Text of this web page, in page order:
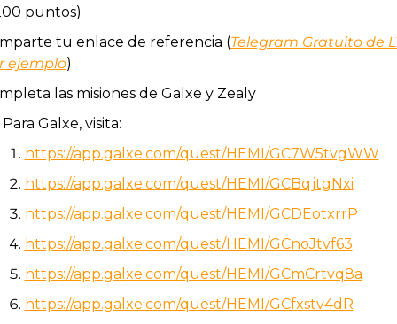
puntos)
tu enlace de referencia (Telegram Gratuito de
ejemplo)
las misiones de Galxe y Zealy
Para Galxe, visita:
https://app.galxe.com/quest/HEMI/GC7W5tvgWW
https://app.galxe.com/quest/HEMI/GCBqjtgNxi
https://app.galxe.com/quest/HEMI/GCDEotxrrP
https://app.galxe.com/quest/HEMI/GCnoJtvf63
https://app.galxe.com/quest/HEMI/GCmCrtvq8a
https://app.galxe.com/quest/HEMI/GCfxstv4dR